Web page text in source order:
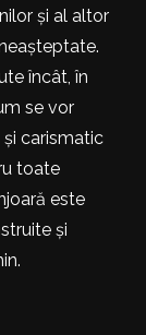
și al altor
încât, în
se vor
carismatic
toate
este
și